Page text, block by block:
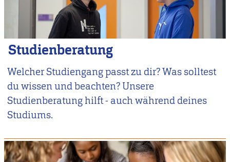
Studienberatung
Welcher Studiengang passt zu dir? Was solltest
du wissen und beachten? Unsere
Studienberatung hilft - auch während deines
Studiums.